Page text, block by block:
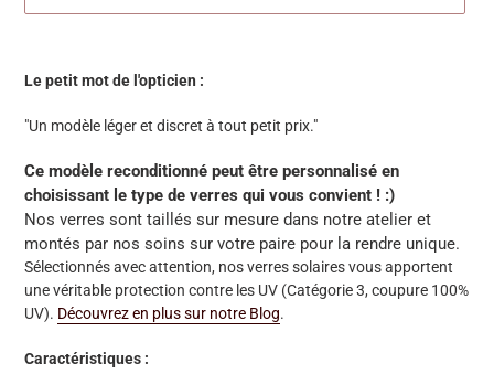
paire
à
panier
Le petit mot de l'opticien :
"Un modèle léger et discret à tout petit prix."
Ce modèle reconditionné peut être personnalisé en
choisissant le type de verres qui vous convient ! :)
Nos verres sont taillés sur mesure dans notre atelier et
montés par nos soins sur votre paire pour la rendre unique.
Sélectionnés avec attention, nos verres solaires vous apportent
une véritable protection contre les UV (Catégorie 3, coupure 100%
UV). Découvrez en plus sur notre Blog.
Caractéristiques :